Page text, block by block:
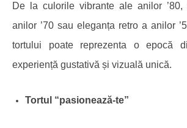
De la culorile vibrante ale anilor
anilor ’70 sau eleganța retro a anilor
tortului poate reprezenta o epocă
experiență gustativă și vizuală unică.
Tortul “pasionează-te”